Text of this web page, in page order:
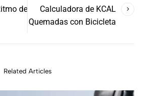
de
Calculadora de KCAL
Quemadas con Bicicleta
Related Articles